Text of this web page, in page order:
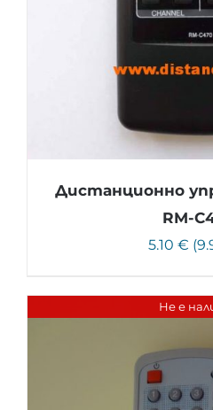
Дистанционно
RM-
5.10 €
Не е